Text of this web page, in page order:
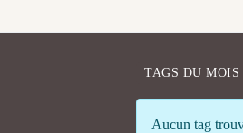
TAGS DU MOIS
Info
Aucun tag